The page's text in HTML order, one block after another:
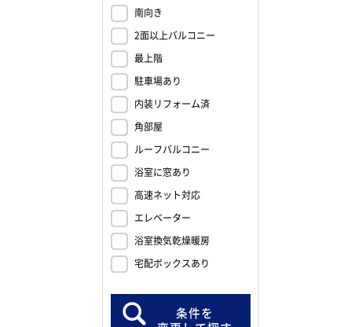
南向き
2面以上バルコニー
最上階
駐車場あり
内装リフォーム済
角部屋
ルーフバルコニー
浴室に窓あり
高速ネット対応
エレベーター
浴室換気乾燥暖房
宅配ボックスあり
条件を